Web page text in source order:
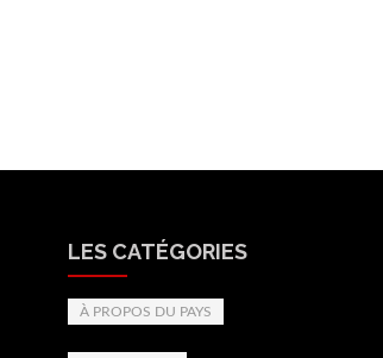
LES CATÉGORIES
À PROPOS DU PAYS